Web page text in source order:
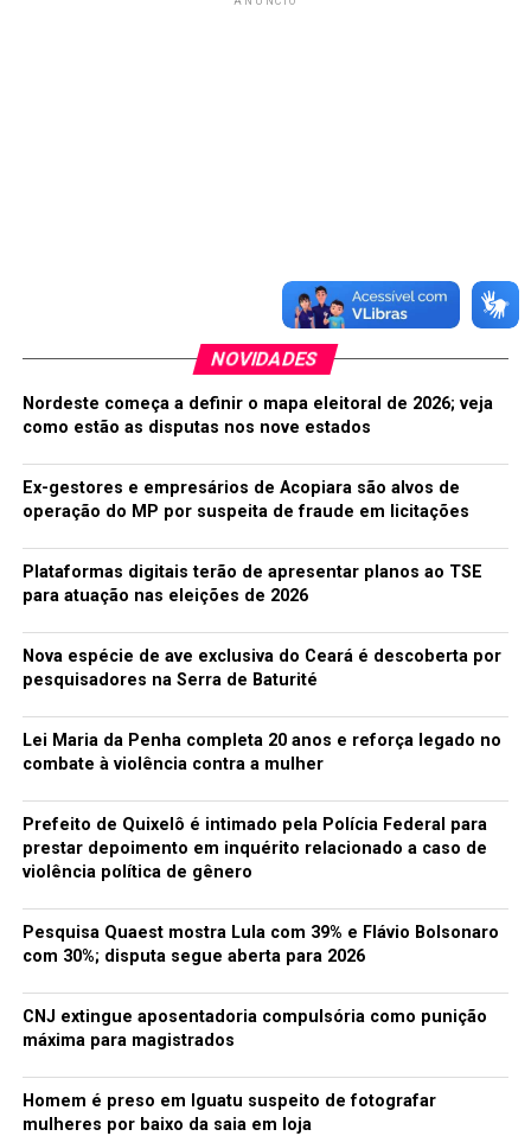
NOVIDADES
Nordeste começa a definir o mapa eleitoral de 2026; veja
como estão as disputas nos nove estados
Ex-gestores e empresários de Acopiara são alvos de
operação do MP por suspeita de fraude em licitações
Plataformas digitais terão de apresentar planos ao TSE
para atuação nas eleições de 2026
Nova espécie de ave exclusiva do Ceará é descoberta por
pesquisadores na Serra de Baturité
Lei Maria da Penha completa 20 anos e reforça legado no
combate à violência contra a mulher
Prefeito de Quixelô é intimado pela Polícia Federal para
prestar depoimento em inquérito relacionado a caso de
violência política de gênero
Pesquisa Quaest mostra Lula com 39% e Flávio Bolsonaro
com 30%; disputa segue aberta para 2026
CNJ extingue aposentadoria compulsória como punição
máxima para magistrados
Homem é preso em Iguatu suspeito de fotografar
mulheres por baixo da saia em loja